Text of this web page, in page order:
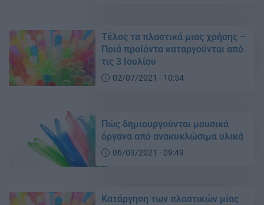
Τέλος τα πλαστικά μιας χρήσης –
Ποιά προϊόντα καταργούνται από
τις 3 Ιουλίου
02/07/2021 - 10:54
Πώς δημιουργούνται μουσικά
όργανα από ανακυκλώσιμα υλικά
06/03/2021 - 09:49
Kατάργηση των πλαστικών μίας